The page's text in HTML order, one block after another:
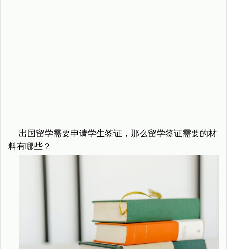
出国留学需要申请学生签证，那么留学签证需要的材
料有哪些？